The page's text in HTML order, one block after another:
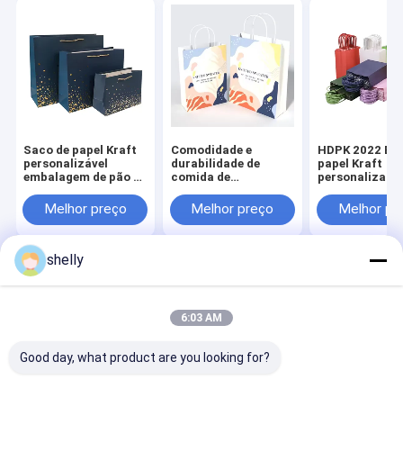
Saco de papel Kraft
personalizável
embalagem de pão e
levar embalagem de
alimentos impressão
descartável
Melhor preço
Comodidade e
durabilidade de
comida de
Carregar Bolsa de
papel Kraft
Melhor preço
HDPK 2022
papel Kraft
pessoalMelhor
Site
Conosco
Site
Mapa do Site
Privacy Policy
Reserved.
shelly
6:03 AM
Good day, what product are you looking for?